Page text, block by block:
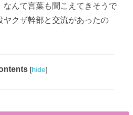
なんて言葉も聞こえてきそうで
ヤクザ幹部と交流があったの
[hide]